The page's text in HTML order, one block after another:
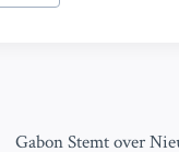
Gabon Stemt over